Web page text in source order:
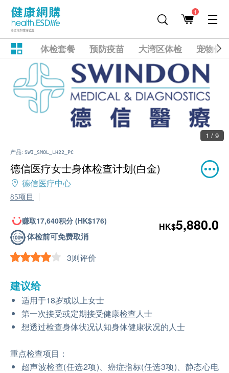
1
体检套餐 预防疫苗 大湾区体检 宠物健
1 / 9
产品: SWI_SMOL_LH22_PC
德信医疗女士身体检查计划(白金)
德信医疗中心
85项目
赚取17,640积分 (HK$176)
体检前可免费取消
3则评价
HK$5,880.0
建议给
适用于18岁或以上女士
第一次接受或定期接受健康检查人士
想透过检查身体状况认知身体健康状况的人士
重点检查项目：
超声波检查(任选2项)、癌症指标(任选3项)、静态心电